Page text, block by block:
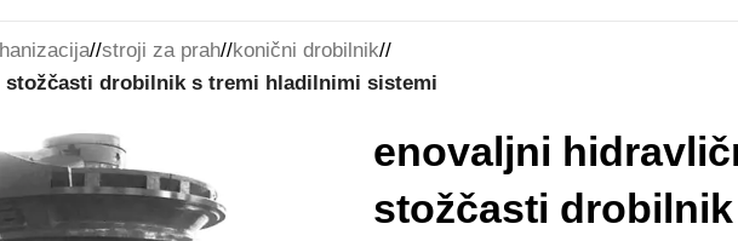
/ stroji za prah/ konični drobilnik/
drobilnik s tremi hladilnimi sistemi
enovaljni
stožčasti